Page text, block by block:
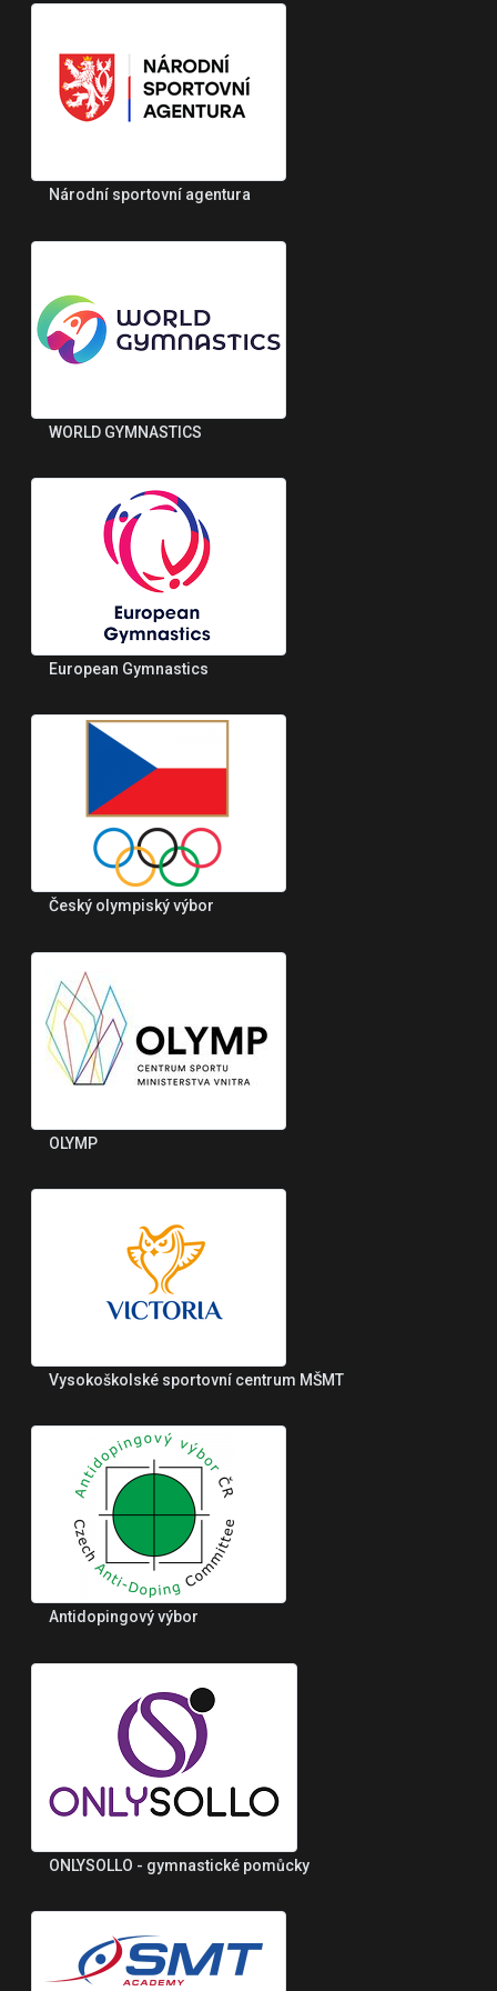
Národní sportovní agentura
WORLD GYMNASTICS
European Gymnastics
Český olympiský výbor
OLYMP
Vysokoškolské sportovní centrum MŠMT
Antidopingový výbor
ONLYSOLLO - gymnastické pomůcky